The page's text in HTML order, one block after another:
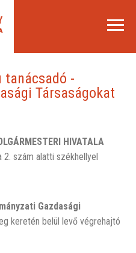
tanácsadó -
Társaságokat
HIVATALA
szám alatti székhellyel
Gazdasági
keretén belül levő végrehajtó